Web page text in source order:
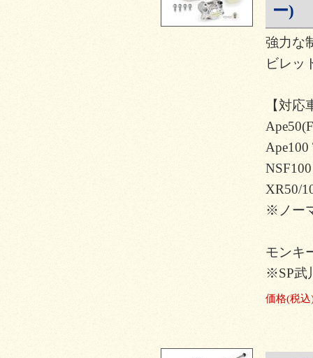
ー)
強力な
ビレッ
【対応
Ape100
NSF100
XR50/
※ノー
モンキ
※SP武
価格(税込